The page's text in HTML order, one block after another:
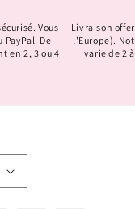
Vous
De
en 2, 3 ou 4
Livraison
l'Europe).
varie de 2